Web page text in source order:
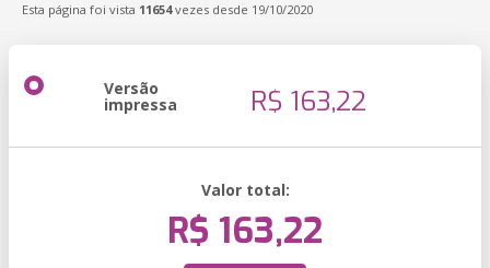
Esta página foi vista 11654vezes desde 19/10/2020
Versão
impressa R$ 163,22
Valor total:
R$ 163,22